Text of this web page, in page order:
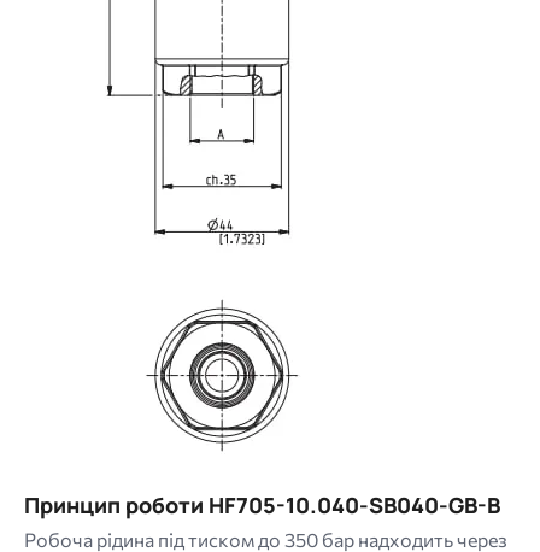
Принцип роботи HF705-10.040-SB040-GB-B
Робоча рідина під тиском до 350 бар надходить через